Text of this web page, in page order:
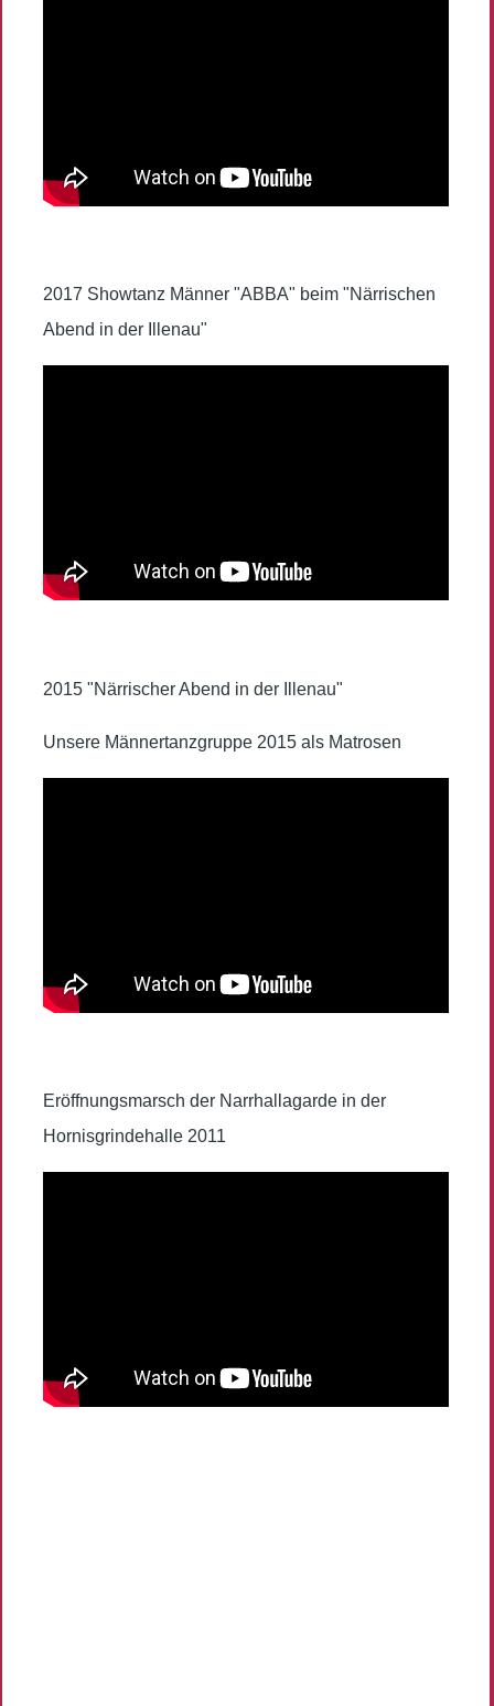
2017 Showtanz Männer "ABBA" beim "Närrischen
Abend in der Illenau"
2015 "Närrischer Abend in der Illenau"
Unsere Männertanzgruppe 2015 als Matrosen
Eröffnungsmarsch der Narrhallagarde in der
Hornisgrindehalle 2011